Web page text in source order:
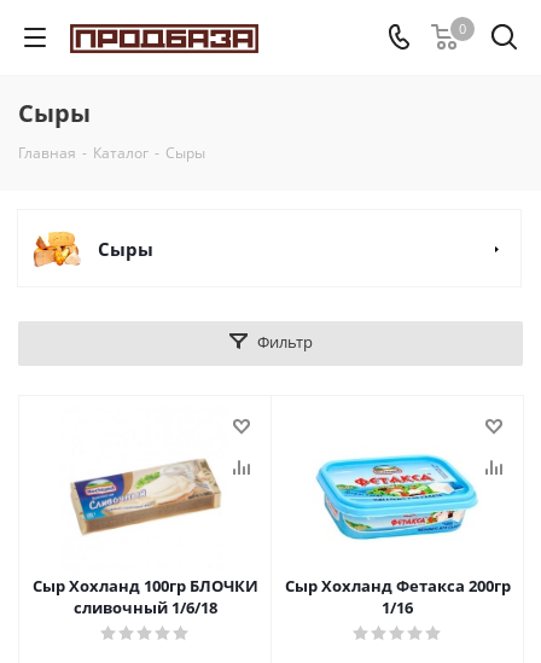
0
Сыры
Главная - Каталог - Сыры
Сыры
Фильтр
Сыр Хохланд 100гр БЛОЧКИ
сливочный 1/6/18
Сыр Хохланд Фетакса 200гр
1/16